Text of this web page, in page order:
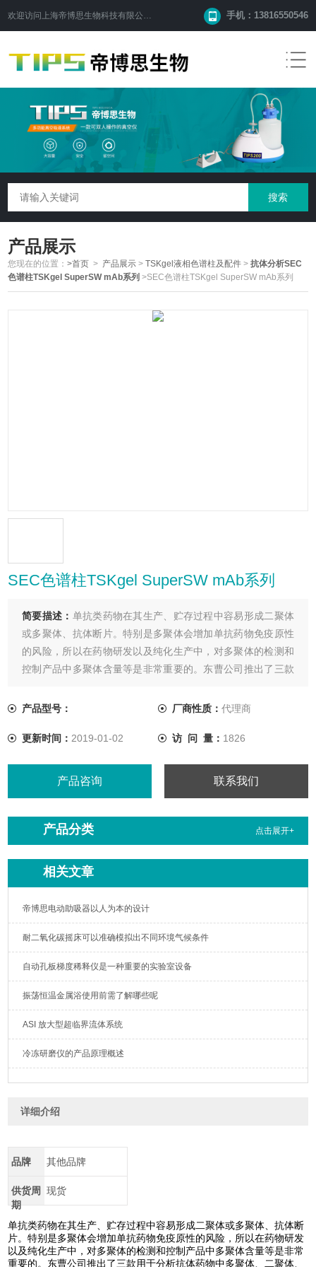
欢迎访问 上海帝博思生物科技有限公司 手机：13816550546
产品展示
您现在的位置：>首页 > 产品展示 >TSKgel液相色谱柱及配件 >抗体分析SEC
色谱柱TSKgel SuperSW mAb系列 >SEC色谱柱TSKgel SuperSW mAb系列
SEC色谱柱TSKgel SuperSW mAb系列
简要描述： 单抗类药物在其生产、贮存过程中容易形成二聚体
或多聚体、抗体断片。特别是多聚体会增加单抗药物免疫原性
的风险，所以在药物研发以及纯化生产中，对多聚体的检测和
控制产品中多聚体含量等是非常重要的。东曹公司推出了三款
分析SEC色谱柱TSKgel SuperSW mAb系列
产品型号： 厂商性质： 代理商
更新时间： 2019-01-02 访 问 量： 1826
产品咨询 联系我们
产品分类 点击展开+
相关文章
帝博思电动助吸器以人为本的设计
耐二氧化碳摇床可以准确模拟出不同环境气候条件
自动孔板梯度稀释仪是一种重要的实验室设备
振荡恒温金属浴使用前需了解哪些呢
ASI 放大型超临界流体系统
冷冻研磨仪的产品原理概述
详细介绍
品牌 其他品牌
供货周
期
现货
单抗类药物在其生产、贮存过程中容易形成二聚体或多聚体、抗体断
片。特别是多聚体会增加单抗药物免疫原性的风险，所以在药物研发
以及纯化生产中，对多聚体的检测和控制产品中多聚体含量等是非常
重要的。东曹公司推出了三款用于分析抗体药物中多聚体、二聚体、